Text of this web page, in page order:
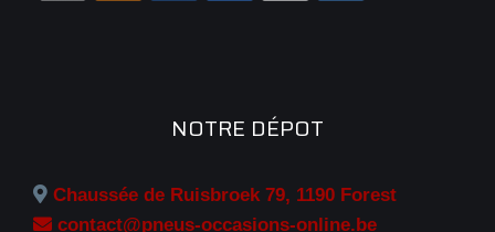
NOTRE DÉPOT
Chaussée de Ruisbroek 79, 1190 Forest
contact@pneus-occasions-online.be